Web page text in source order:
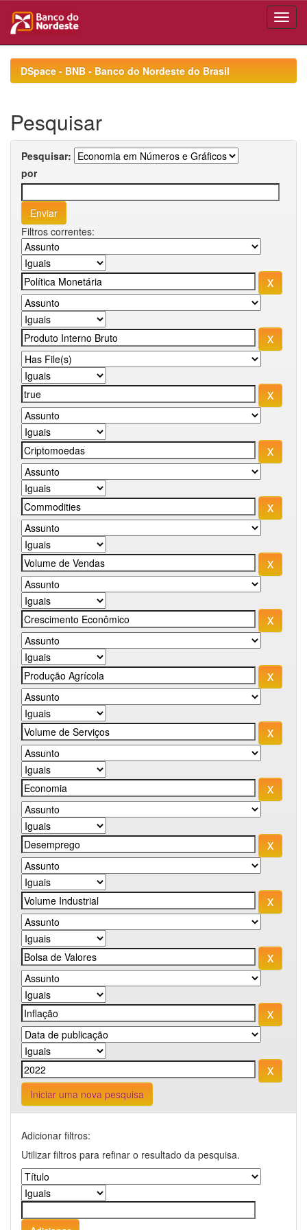
navigationDSpace - BNB - Banco do Nordeste do Brasil
Pesquisar
Pesquisar:
por
Filtros correntes:
Iniciar uma nova pesquisa
Adicionar filtros:
Utilizar filtros para refinar o resultado da pesquisa.